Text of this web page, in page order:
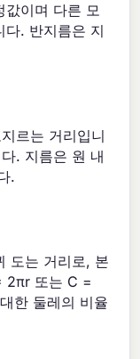
값이며 다른 모
다. 반지름은 지
르는 거리입니
. 지름은 원 내
.
도는 거리로, 본
2πr 또는 C =
한 둘레의 비율